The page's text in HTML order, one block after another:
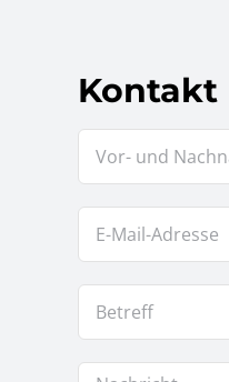
Kontakt